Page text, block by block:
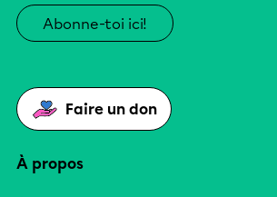
Abonne-toi ici!
Faire un don
À propos